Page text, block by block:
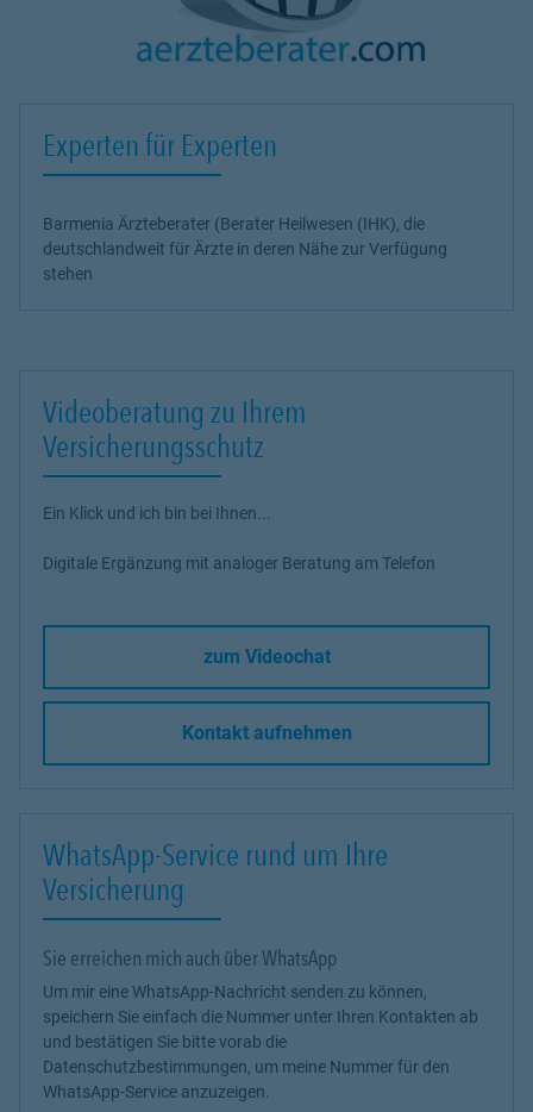
Experten für Experten
Barmenia Ärzteberater (Berater Heilwesen (IHK), die
deutschlandweit für Ärzte in deren Nähe zur Verfügung
stehen
Videoberatung zu Ihrem
Versicherungsschutz
Ein Klick und ich bin bei Ihnen...
Digitale Ergänzung mit analoger Beratung am Telefon
zum Videochat
Kontakt aufnehmen
WhatsApp-Service rund um Ihre
Versicherung
Sie erreichen mich auch über WhatsApp
Um mir eine WhatsApp-Nachricht senden zu können,
speichern Sie einfach die Nummer unter Ihren Kontakten ab
und bestätigen Sie bitte vorab die
Datenschutzbestimmungen, um meine Nummer für den
WhatsApp-Service anzuzeigen.